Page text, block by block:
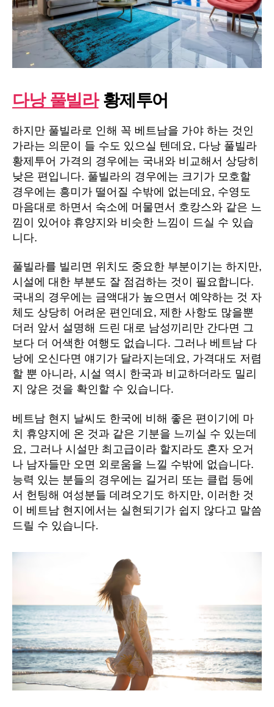
다낭 풀빌라황제투어
하지만 풀빌라로 인해 꼭 베트남을 가야 하는 것인
가라는 의문이 들 수도 있으실 텐데요, 다낭 풀빌라
황제투어 가격의 경우에는 국내와 비교해서 상당히
낮은 편입니다. 풀빌라의 경우에는 크기가 모호할
경우에는 흥미가 떨어질 수밖에 없는데요, 수영도
마음대로 하면서 숙소에 머물면서 호캉스와 같은 느
낌이 있어야 휴양지와 비슷한 느낌이 드실 수 있습
니다.
풀빌라를 빌리면 위치도 중요한 부분이기는 하지만,
시설에 대한 부분도 잘 점검하는 것이 필요합니다.
국내의 경우에는 금액대가 높으면서 예약하는 것 자
체도 상당히 어려운 편인데요, 제한 사항도 많을뿐
더러 앞서 설명해 드린 대로 남성끼리만 간다면 그
보다 더 어색한 여행도 없습니다. 그러나 베트남 다
낭에 오신다면 얘기가 달라지는데요, 가격대도 저렴
할 뿐 아니라, 시설 역시 한국과 비교하더라도 밀리
지 않은 것을 확인할 수 있습니다.
베트남 현지 날씨도 한국에 비해 좋은 편이기에 마
치 휴양지에 온 것과 같은 기분을 느끼실 수 있는데
요, 그러나 시설만 최고급이라 할지라도 혼자 오거
나 남자들만 오면 외로움을 느낄 수밖에 없습니다.
능력 있는 분들의 경우에는 길거리 또는 클럽 등에
서 헌팅해 여성분들 데려오기도 하지만, 이러한 것
이 베트남 현지에서는 실현되기가 쉽지 않다고 말씀
드릴 수 있습니다.